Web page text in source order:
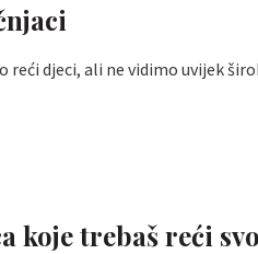
djeci, ali ne vidimo uvijek
koje trebaš reći